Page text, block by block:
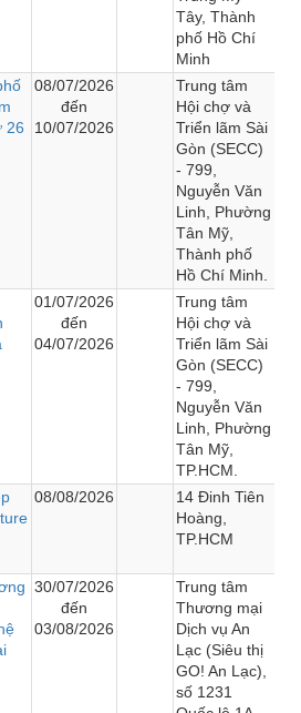
Tây, Thành
phố Hồ Chí
Minh
26
08/07/2026
đến
10/07/2026
Trung tâm
Hội chợ và
Triển lãm Sài
Gòn (SECC)
- 799,
Nguyễn Văn
Linh, Phường
Tân Mỹ,
Thành phố
Hồ Chí Minh.
01/07/2026
đến
04/07/2026
Trung tâm
Hội chợ và
Triển lãm Sài
Gòn (SECC)
- 799,
Nguyễn Văn
Linh, Phường
Tân Mỹ,
TP.HCM.
08/08/2026
14 Đinh Tiên
Hoàng,
TP.HCM
30/07/2026
đến
03/08/2026
Trung tâm
Thương mại
Dịch vụ An
Lạc (Siêu thị
GO! An Lạc),
số 1231